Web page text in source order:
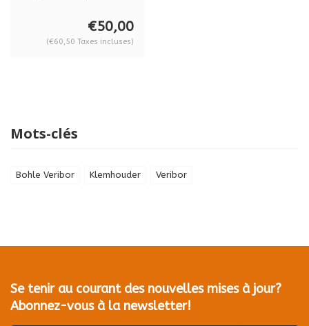
aluminium, noir mat
RAL 9005, lot de 2,
€50,00
(€60,50 Taxes incluses)
Mots-clés
Bohle Veribor Klemhouder Veribor
Se tenir au courant des nouvelles mises à jour?
Abonnez-vous à la newsletter!